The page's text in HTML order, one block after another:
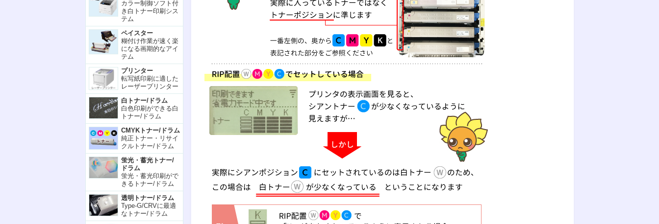
カラー制御ソフト付
き白トナー印刷シス
テム
ペイスター
糊付け作業が速く楽
になる画期的なアイ
テム
プリンター
転写紙印刷に適した
レーザープリンター
白トナー/ドラム
白色印刷ができる白
トナー/ドラム
CMYKトナー/ドラム
純正トナー・リサイ
クルトナー/ドラム
蛍光・蓄光トナー/
ドラム
蛍光・蓄光印刷がで
きるトナー/ドラム
透明トナー/ドラム
Type-G/CRVに最適
なトナー/ドラム